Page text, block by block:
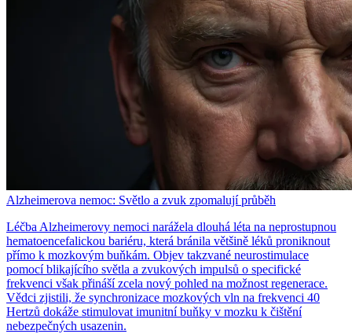
Alzheimerova nemoc: Světlo a zvuk zpomalují průběh
Léčba Alzheimerovy nemoci narážela dlouhá léta na neprostupnou
hematoencefalickou bariéru, která bránila většině léků proniknout
přímo k mozkovým buňkám. Objev takzvané neurostimulace
pomocí blikajícího světla a zvukových impulsů o specifické
frekvenci však přináší zcela nový pohled na možnost regenerace.
Vědci zjistili, že synchronizace mozkových vln na frekvenci 40
Hertzů dokáže stimulovat imunitní buňky v mozku k čištění
nebezpečných usazenin.